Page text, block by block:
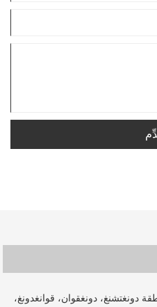
دونغتشنغ، دونغقوان، قوانغدونغ،